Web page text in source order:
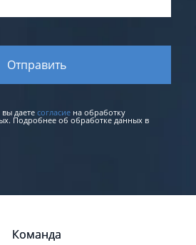
даете согласие на обработку
Подробнее об обработке данных в
Команда